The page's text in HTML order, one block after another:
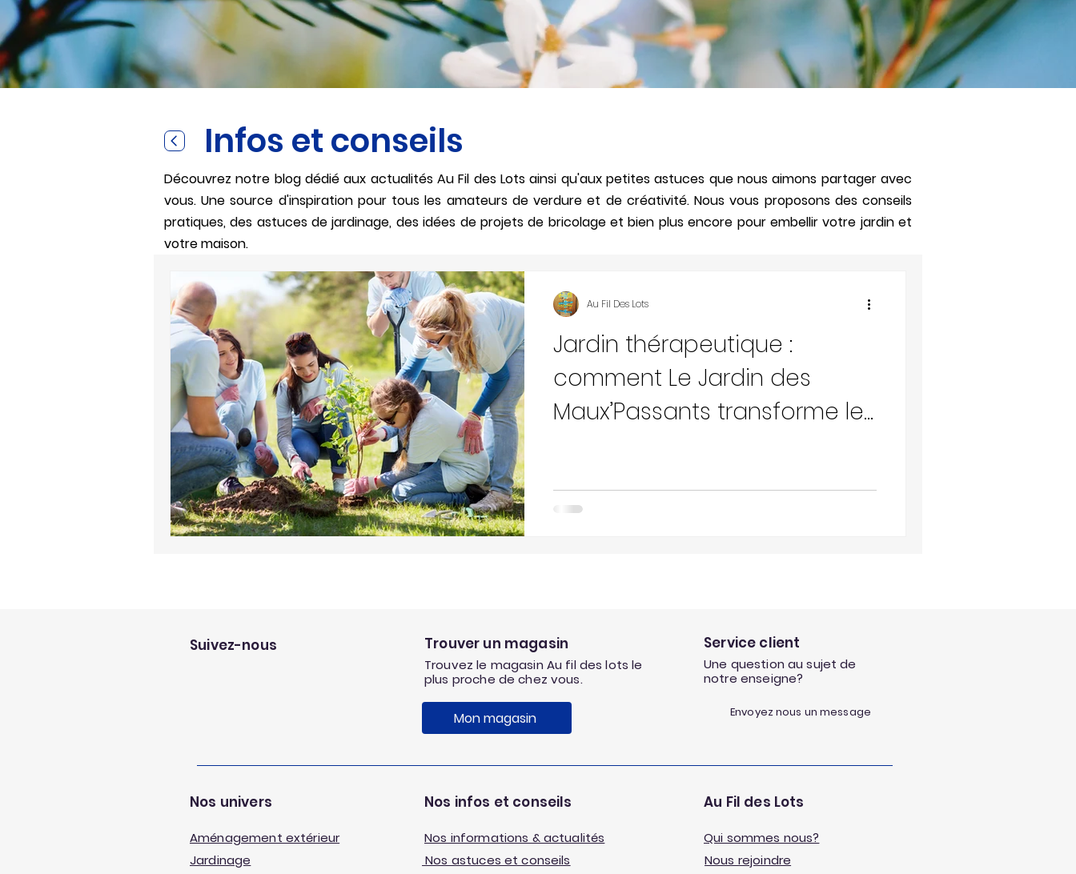
Infos et conseils
Découvrez notre blog dédié aux actualités Au Fil des Lots ainsi qu'aux petites astuces que nous aimons partager avec
vous. Une source d'inspiration pour tous les amateurs de verdure et de créativité. Nous vous proposons des conseils
pratiques, des astuces de jardinage, des idées de projets de bricolage et bien plus encore pour embellir votre jardin et
votre maison.
Jardin thérapeutique :
comment Le Jardin des
Maux’Passants transforme le
Au Fil Des Lots
Suivez-nous Trouver un magasin
Trouvez le magasin Au fil des lots le
plus proche de chez vous.
Mon magasin
Service client
Une question au sujet de
notre enseigne?
Envoyez nous un message
Nos univers
Aménagement extérieur
Jardinage
Nos infos et conseils
Nos informations & actualités
Nos astuces et conseils
Au Fil des Lots
Qui sommes nous?
Nous rejoindre